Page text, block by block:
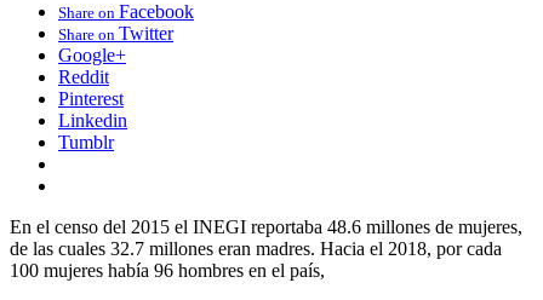
Share on Facebook
Share on Twitter
Google+
Reddit
Pinterest
Linkedin
Tumblr
En el censo del 2015 el INEGI reportaba 48.6 millones de mujeres,
de las cuales 32.7 millones eran madres. Hacia el 2018, por cada
100 mujeres había 96 hombres en el país,